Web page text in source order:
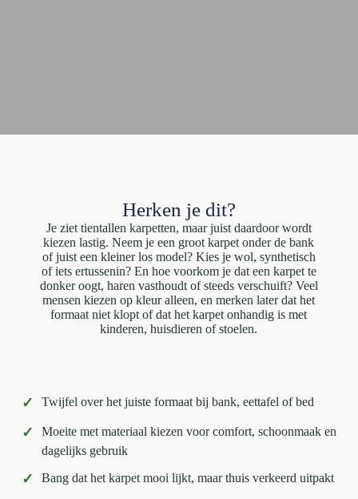
Herken je dit?
Je ziet tientallen karpetten, maar juist daardoor wordt
kiezen lastig. Neem je een groot karpet onder de bank
of juist een kleiner los model? Kies je wol, synthetisch
of iets ertussenin? En hoe voorkom je dat een karpet te
donker oogt, haren vasthoudt of steeds verschuift? Veel
mensen kiezen op kleur alleen, en merken later dat het
formaat niet klopt of dat het karpet onhandig is met
kinderen, huisdieren of stoelen.
✓ Twijfel over het juiste formaat bij bank, eettafel of bed
✓
Moeite met materiaal kiezen voor comfort, schoonmaak en
dagelijks gebruik
✓ Bang dat het karpet mooi lijkt, maar thuis verkeerd uitpakt